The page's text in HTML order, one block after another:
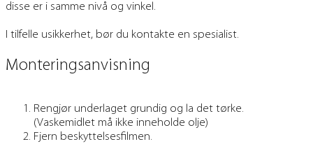
disse er i samme nivå og vinkel.
I tilfelle usikkerhet, bør du kontakte en spesialist.
Monteringsanvisning
Rengjør underlaget grundig og la det tørke.
(Vaskemidlet må ikke inneholde olje)
Fjern beskyttelsesfilmen.